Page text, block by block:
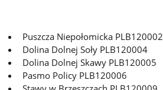
Puszcza Niepołomicka PLB120002
Dolina Dolnej Soły PLB120004
Dolina Dolnej Skawy PLB120005
Pasmo Policy PLB120006